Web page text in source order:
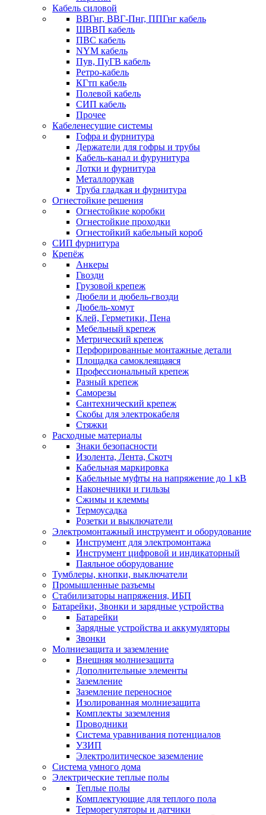
Кабель силовой
ВВГнг, ВВГ-Пнг, ППГнг кабель
ШВВП кабель
ПВС кабель
NYM кабель
Пув, ПуГВ кабель
Ретро-кабель
КГтп кабель
Полевой кабель
СИП кабель
Прочее
Кабеленесущие системы
Гофра и фурнитура
Держатели для гофры и трубы
Кабель-канал и фурунитура
Лотки и фурнитура
Металлорукав
Труба гладкая и фурнитура
Огнестойкие решения
Огнестойкие коробки
Огнестойкие проходки
Огнестойкий кабельный короб
СИП фурнитура
Крепёж
Анкеры
Гвозди
Грузовой крепеж
Дюбели и дюбель-гвозди
Дюбель-хомут
Клей, Герметики, Пена
Мебельный крепеж
Метрический крепеж
Перфорированные монтажные детали
Площадка самоклеящаяся
Профессиональный крепеж
Разный крепеж
Саморезы
Сантехнический крепеж
Скобы для электрокабеля
Стяжки
Расходные материалы
Знаки безопасности
Изолента, Лента, Скотч
Кабельная маркировка
Кабельные муфты на напряжение до 1 кВ
Наконечники и гильзы
Сжимы и клеммы
Термоусадка
Розетки и выключатели
Электромонтажный инструмент и оборудование
Инструмент для электромонтажа
Инструмент цифровой и индикаторный
Паяльное оборудование
Тумблеры, кнопки, выключатели
Промышленные разъемы
Стабилизаторы напряжения, ИБП
Батарейки, Звонки и зарядные устройства
Батарейки
Зарядные устройства и аккумуляторы
Звонки
Молниезащита и заземление
Внешняя молниезащита
Дополнительные элементы
Заземление
Заземление переносное
Изолированная молниезащита
Комплекты заземления
Проводники
Система уравнивания потенциалов
УЗИП
Электролитическое заземление
Система умного дома
Электрические теплые полы
Теплые полы
Комплектующие для теплого пола
Терморегуляторы и датчики